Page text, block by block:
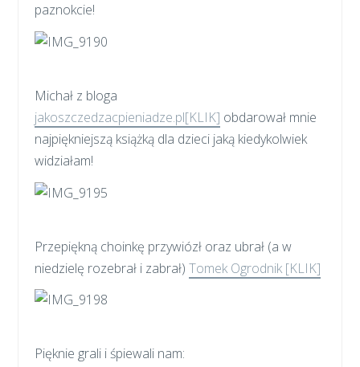
paznokcie!
Michał z bloga
jakoszczedzacpieniadze.pl[KLIK] obdarował mnie
najpiękniejszą książką dla dzieci jaką kiedykolwiek
widziałam!
Przepiękną choinkę przywiózł oraz ubrał (a w
niedzielę rozebrał i zabrał)Tomek Ogrodnik [KLIK]
Pięknie grali i śpiewali nam: